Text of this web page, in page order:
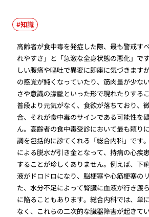
知識
高齢者が食中毒を発症した際、最も警戒す
れやすさ」と「急激な全身状態の悪化」で
しい腹痛や嘔吐で異変に即座に気づきます
の感覚が鈍くなっていたり、筋肉量が少な
さや意識の朦朧といった形で現れたりする
普段より元気がなく、食欲が落ちており、
合、それが食中毒のサインである可能性を
ん。高齢者の食中毒受診において最も頼り
調を包括的に診てくれる「総合内科」です
による脱水が引き金となって、持病の心疾
することが珍しくありません。例えば、下
液がドロドロになり、脳梗塞や心筋梗塞の
た、水分不足によって腎臓に血液が行き渡
に陥ることもあります。総合内科では、単
なく、これらの二次的な臓器障害が起きて